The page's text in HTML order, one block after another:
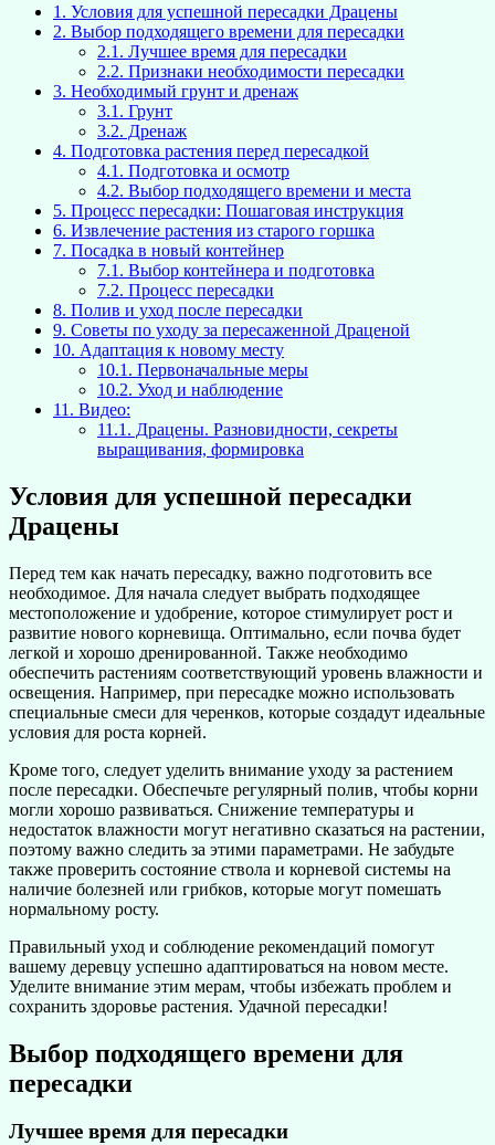
1. Условия для успешной пересадки Драцены
2. Выбор подходящего времени для пересадки
2.1. Лучшее время для пересадки
2.2. Признаки необходимости пересадки
3. Необходимый грунт и дренаж
3.1. Грунт
3.2. Дренаж
4. Подготовка растения перед пересадкой
4.1. Подготовка и осмотр
4.2. Выбор подходящего времени и места
5. Процесс пересадки: Пошаговая инструкция
6. Извлечение растения из старого горшка
7. Посадка в новый контейнер
7.1. Выбор контейнера и подготовка
7.2. Процесс пересадки
8. Полив и уход после пересадки
9. Советы по уходу за пересаженной Драценой
10. Адаптация к новому месту
10.1. Первоначальные меры
10.2. Уход и наблюдение
11. Видео:
11.1. Драцены. Разновидности, секреты
выращивания, формировка
Условия для успешной пересадки
Драцены
Перед тем как начать пересадку, важно подготовить все
необходимое. Для начала следует выбрать подходящее
местоположение и удобрение, которое стимулирует рост и
развитие нового корневища. Оптимально, если почва будет
легкой и хорошо дренированной. Также необходимо
обеспечить растениям соответствующий уровень влажности и
освещения. Например, при пересадке можно использовать
специальные смеси для черенков, которые создадут идеальные
условия для роста корней.
Кроме того, следует уделить внимание уходу за растением
после пересадки. Обеспечьте регулярный полив, чтобы корни
могли хорошо развиваться. Снижение температуры и
недостаток влажности могут негативно сказаться на растении,
поэтому важно следить за этими параметрами. Не забудьте
также проверить состояние ствола и корневой системы на
наличие болезней или грибков, которые могут помешать
нормальному росту.
Правильный уход и соблюдение рекомендаций помогут
вашему деревцу успешно адаптироваться на новом месте.
Уделите внимание этим мерам, чтобы избежать проблем и
сохранить здоровье растения. Удачной пересадки!
Выбор подходящего времени для
пересадки
Лучшее время для пересадки